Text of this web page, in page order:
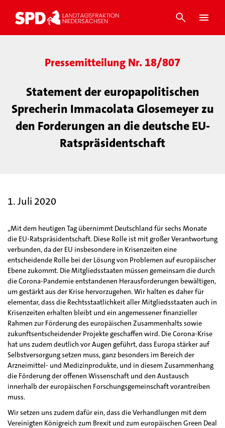
Pressemitteilung Nr. 18/807
Statement der europapolitischen
Sprecherin Immacolata Glosemeyer zu
den Forderungen an die deutsche EU-
Ratspräsidentschaft
1. Juli 2020
„Mit dem heutigen Tag übernimmt Deutschland für sechs Monate
die EU-Ratspräsidentschaft. Diese Rolle ist mit großer Verantwortung
verbunden, da der EU insbesondere in Krisenzeiten eine
entscheidende Rolle bei der Lösung von Problemen auf europäischer
Ebene zukommt. Die Mitgliedsstaaten müssen gemeinsam die durch
die Corona-Pandemie entstandenen Herausforderungen bewältigen,
um gestärkt aus der Krise hervorzugehen. Wir halten es daher für
elementar, dass die Rechtsstaatlichkeit aller Mitgliedsstaaten auch in
Krisenzeiten erhalten bleibt und ein angemessener finanzieller
Rahmen zur Förderung des europäischen Zusammenhalts sowie
zukunftsentscheidender Projekte geschaffen wird. Die Corona-Krise
hat uns zudem deutlich vor Augen geführt, dass Europa stärker auf
Selbstversorgung setzen muss, ganz besonders im Bereich der
Arzneimittel- und Medizinprodukte, und in diesem Zusammenhang
die Förderung der offenen Wissenschaft und den Austausch
innerhalb der europäischen Forschungsgemeinschaft vorantreiben
muss.
Wir setzen uns zudem dafür ein, dass die Verhandlungen mit dem
Vereinigten Königreich zum Brexit und zum europäischen Green Deal